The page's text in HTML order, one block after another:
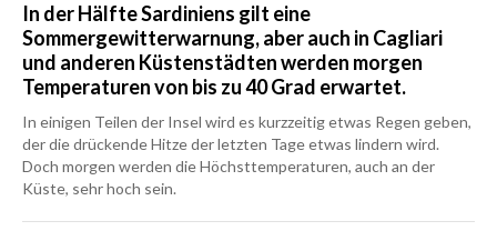
In der Hälfte Sardiniens gilt eine
Sommergewitterwarnung, aber auch in Cagliari
und anderen Küstenstädten werden morgen
Temperaturen von bis zu 40 Grad erwartet.
In einigen Teilen der Insel wird es kurzzeitig etwas Regen geben,
der die drückende Hitze der letzten Tage etwas lindern wird.
Doch morgen werden die Höchsttemperaturen, auch an der
Küste, sehr hoch sein.